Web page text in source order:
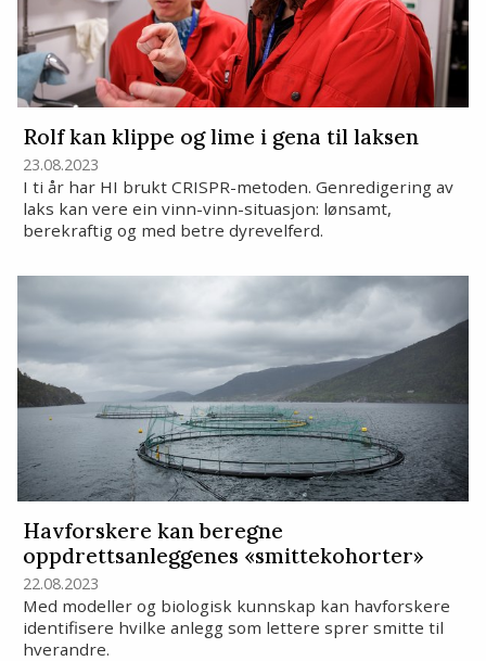
Rolf kan klippe og lime i gena til laksen
23.08.2023
I ti år har HI brukt CRISPR-metoden. Genredigering av
laks kan vere ein vinn-vinn-situasjon: lønsamt,
berekraftig og med betre dyrevelferd.
Havforskere kan beregne
oppdrettsanleggenes «smittekohorter»
22.08.2023
Med modeller og biologisk kunnskap kan havforskere
identifisere hvilke anlegg som lettere sprer smitte til
hverandre.